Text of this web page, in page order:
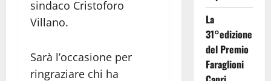
sindaco Cristoforo
Villano.
Sarà l’occasione per
ringraziare chi ha
La
31°edizione
del Premio
Faraglioni